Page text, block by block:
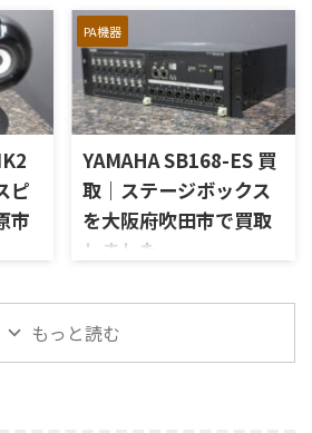
コン
な
買取
カ
ッ
ージャーにLE15Aウーファー、
PR15パッシブラジエーター、
LE85ドライバー、HL91ホー
ン、LX5ネットワークなどを組
み合わせたヴィンテージJBLの
スピーカーシステムです。査定
では、左右ペアの音 ...
理に
張
。
ー
ヴ
、
も
する
い
アナ
ぎ
。査
しました
東京都港区で、Mark Levinson
のコントロールアンプ
「No.26L / PLS-226L」を出張
買取させていただきました。
今回のお品物は、アンプ部
No.26Lと外部電源部PLS-226L
で構成されるセパレートタイ
プのプリアンプで、左右チャン
ネルの音出し状態、入力切
替、ボリューム、バランス、
ォノカードやバランス入力カ
ードの有無、電源部の状態、
接続ケーブル、外観コンディシ
ピ
市
させ
PA機器
YAMAHA SB168-ES 買
取｜ステージボックス
を大阪府吹田市で買取
しました
テージボックス「SB168-ES」
を出張買取させていただきま
もっと読む